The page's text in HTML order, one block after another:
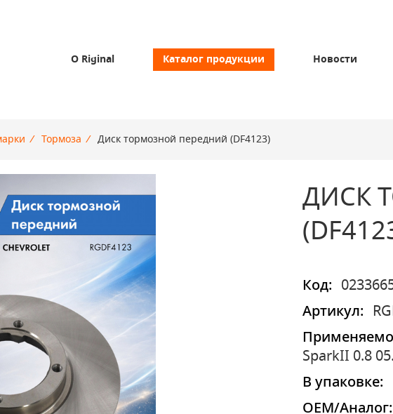
О Riginal Каталог продукции Новости
/ Тормоза / Диск тормозной передний (DF4123)
ДИСК
Код:
Артикул:
SparkII 0.8
В упаковке:
OEM/Аналог: